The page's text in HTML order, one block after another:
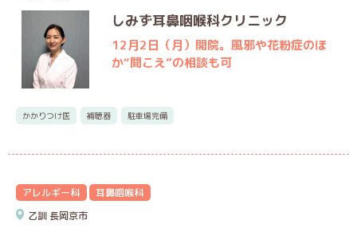
しみず耳鼻咽喉科クリニック
12月2日（月）開院。風邪や花粉症のほ
か“聞こえ”の相談も可
かかりつけ医 補聴器 駐車場完備
アレルギー科
耳鼻咽喉科
乙訓 長岡京市